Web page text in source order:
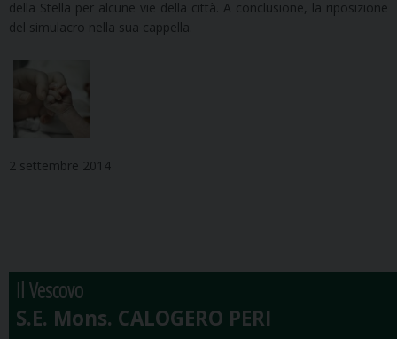
della Stella per alcune vie della città. A conclusione, la riposizione
del simulacro nella sua cappella.
2 settembre 2014
Il Vescovo